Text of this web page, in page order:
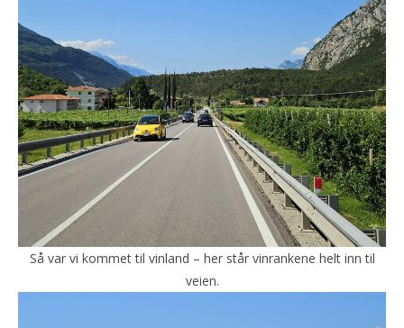
Så var vi kommet til vinland – her står vinrankene helt inn til
veien.